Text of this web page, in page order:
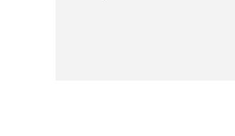
sulla condivisione di
prossimità ai territori,